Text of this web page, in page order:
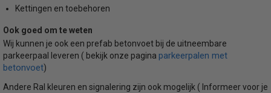
Kettingen en toebehoren
Ook goed om te weten
Wij kunnen je ook een prefab betonvoet bij de uitneembare
parkeerpaal leveren ( bekijk onze pagina parkeerpalen met
betonvoet)
Andere Ral kleuren en signalering zijn ook mogelijk ( Informeer voor je